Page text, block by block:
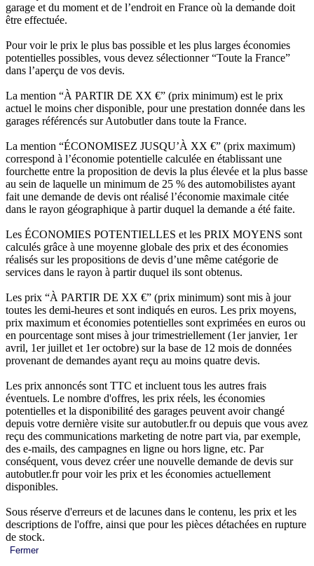
garage et du moment et de l’endroit en France où la demande doit
être effectuée.
Pour voir le prix le plus bas possible et les plus larges économies
potentielles possibles, vous devez sélectionner “Toute la France”
dans l’aperçu de vos devis.
La mention “À PARTIR DE XX €” (prix minimum) est le prix
actuel le moins cher disponible, pour une prestation donnée dans les
garages référencés sur Autobutler dans toute la France.
La mention “ÉCONOMISEZ JUSQU’À XX €” (prix maximum)
correspond à l’économie potentielle calculée en établissant une
fourchette entre la proposition de devis la plus élevée et la plus basse
au sein de laquelle un minimum de 25 % des automobilistes ayant
fait une demande de devis ont réalisé l’économie maximale citée
dans le rayon géographique à partir duquel la demande a été faite.
Les ÉCONOMIES POTENTIELLES et les PRIX MOYENS sont
calculés grâce à une moyenne globale des prix et des économies
réalisés sur les propositions de devis d’une même catégorie de
services dans le rayon à partir duquel ils sont obtenus.
Les prix “À PARTIR DE XX €” (prix minimum) sont mis à jour
toutes les demi-heures et sont indiqués en euros. Les prix moyens,
prix maximum et économies potentielles sont exprimées en euros ou
en pourcentage sont mises à jour trimestriellement (1er janvier, 1er
avril, 1er juillet et 1er octobre) sur la base de 12 mois de données
provenant de demandes ayant reçu au moins quatre devis.
Les prix annoncés sont TTC et incluent tous les autres frais
éventuels. Le nombre d'offres, les prix réels, les économies
potentielles et la disponibilité des garages peuvent avoir changé
depuis votre dernière visite sur autobutler.fr ou depuis que vous avez
reçu des communications marketing de notre part via, par exemple,
des e-mails, des campagnes en ligne ou hors ligne, etc. Par
conséquent, vous devez créer une nouvelle demande de devis sur
autobutler.fr pour voir les prix et les économies actuellement
disponibles.
Sous réserve d'erreurs et de lacunes dans le contenu, les prix et les
descriptions de l'offre, ainsi que pour les pièces détachées en rupture
de stock.
Fermer